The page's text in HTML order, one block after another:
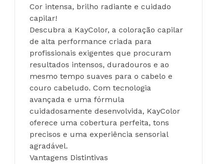
Cor intensa, brilho radiante e cuidado
capilar!
Descubra a KayColor, a coloração capilar
de alta performance criada para
profissionais exigentes que procuram
resultados intensos, duradouros e ao
mesmo tempo suaves para o cabelo e
couro cabeludo. Com tecnologia
avançada e uma fórmula
cuidadosamente desenvolvida, KayColor
oferece uma cobertura perfeita, tons
precisos e uma experiência sensorial
agradável.
Vantagens Distintivas